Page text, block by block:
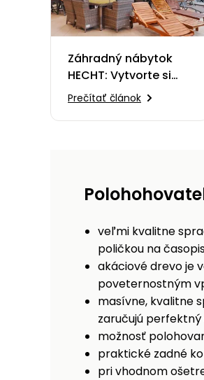
Záhradný nábytok
HECHT: Vytvorte si
oázu pokoja
Prečítať článok
veľmi kvalitne
poličkou na
akáciové drevo je
poveternostným
masívne, kvalitne
zaručujú
možnosť
praktické zadné
pri vhodnom